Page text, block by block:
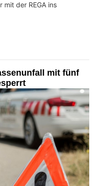
der REGA ins
mit fünf